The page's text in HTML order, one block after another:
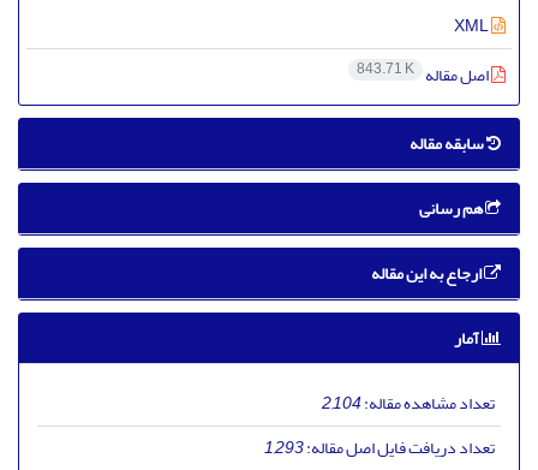
اصل مقاله 843.71 K
سابقه مقاله
هم رسانی
ارجاع به این مقاله
آمار
تعداد مشاهده مقاله:2,104
تعداد دریافت فایل اصل مقاله:1,293